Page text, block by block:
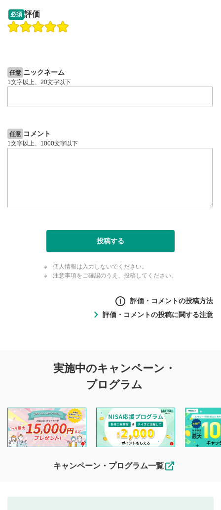
操作説明動画
必須 評価
任意 ニックネーム
1文字以上、20文字以下
任意 コメント
1文字以上、1000文字以下
投稿する
個人情報は入力しないでください。
注意事項をご確認のうえ、投稿してください。
評価・コメントの投稿方法
評価・コメントの投稿に関する注意
投稿に関する注意
を目的として、各動画コンテンツに、評価およびコメントの
投稿ができます。利用者は以下の注意事項をご理解のうえ、
閲覧および投稿を行うものとしてください。
他の利用者が動画を視聴される際の参考になるコメントをお
待ちしております。
なお、投稿をもって、本注意事項に同意されたものとみなし
実施中のキャンペーン・
プログラム
キャンペーン・プログラム一覧